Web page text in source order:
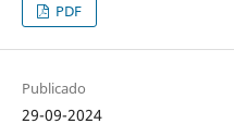
PDF
Publicado
29-09-2024